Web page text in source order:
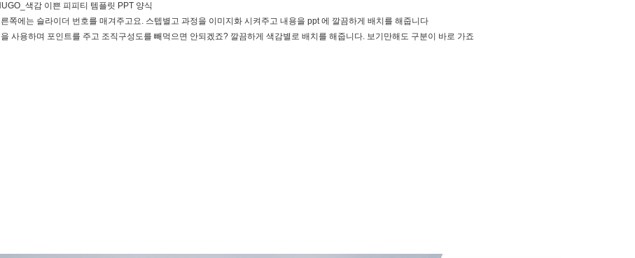
색감 이쁜 피피티 템플릿 PPT 양식
쪽에는 슬라이더 번호를 매겨주고요. ​스텝별고 과정을 이미지화 시켜주고 내용을 ppt 에 깔끔하게 배치를 해줍니다
사용하며 포인트를 주고 조직구성도를 빼먹으면 안되겠죠? 깔끔하게 색감별로 배치를 해줍니다. 보기만해도 구분이 바로 가죠